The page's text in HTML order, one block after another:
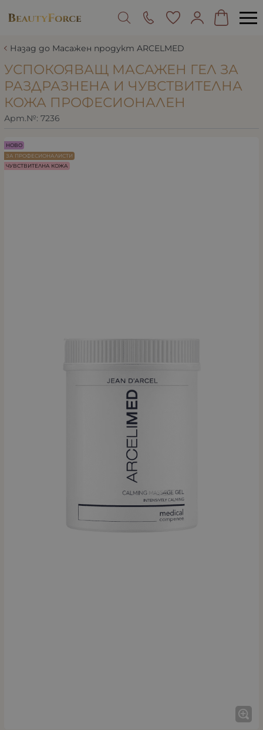
Назад до Масажен продукт ARCELMED
УСПОКОЯВАЩ МАСАЖЕН ГЕЛ ЗА
РАЗДРАЗНЕНА И ЧУВСТВИТЕЛНА
КОЖА ПРОФЕСИОНАЛЕН
Арт.№: 7236
НОВО
ЗА ПРОФЕСИОНАЛИСТИ
ЧУВСТВИТЕЛНА КОЖА